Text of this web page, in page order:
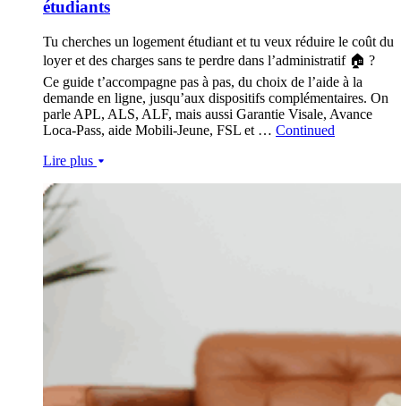
étudiants
Tu cherches un logement étudiant et tu veux réduire le coût du
loyer et des charges sans te perdre dans l’administratif 🏠 ?
Ce guide t’accompagne pas à pas, du choix de l’aide à la
demande en ligne, jusqu’aux dispositifs complémentaires. On
parle APL, ALS, ALF, mais aussi Garantie Visale, Avance
Loca-Pass, aide Mobili-Jeune, FSL et … Continued
Lire plus